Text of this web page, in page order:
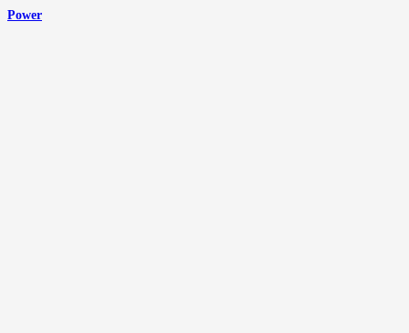
Power